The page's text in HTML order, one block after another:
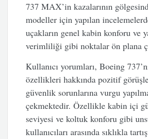
737 MAX’in kazalarının
modeller için yapılan
uçakların genel kabin konforu ve
verimliliği gibi noktalar ön plana
Kullanıcı yorumları, Boeing
özellikleri hakkında pozitif
güvenlik sorunlarına vurgu
çekmektedir. Özellikle kabin içi
seviyesi ve koltuk konforu gibi
kullanıcıları arasında sıklıkla